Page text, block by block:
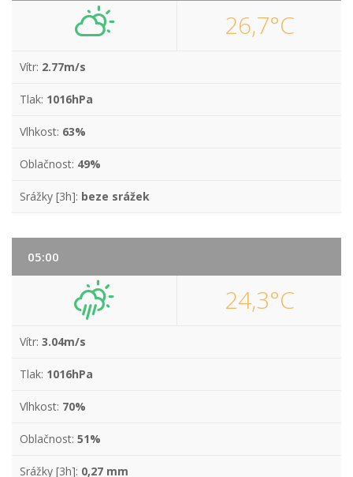
26,7°C
Vítr: 2.77m/s
Tlak: 1016hPa
Vlhkost: 63%
Oblačnost: 49%
Srážky [3h]: beze srážek
05:00
24,3°C
Vítr: 3.04m/s
Tlak: 1016hPa
Vlhkost: 70%
Oblačnost: 51%
Srážky [3h]: 0,27 mm